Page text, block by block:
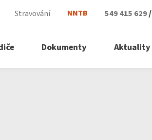
Dokumenty Aktuality
Stravování NNTB 549 415 629/